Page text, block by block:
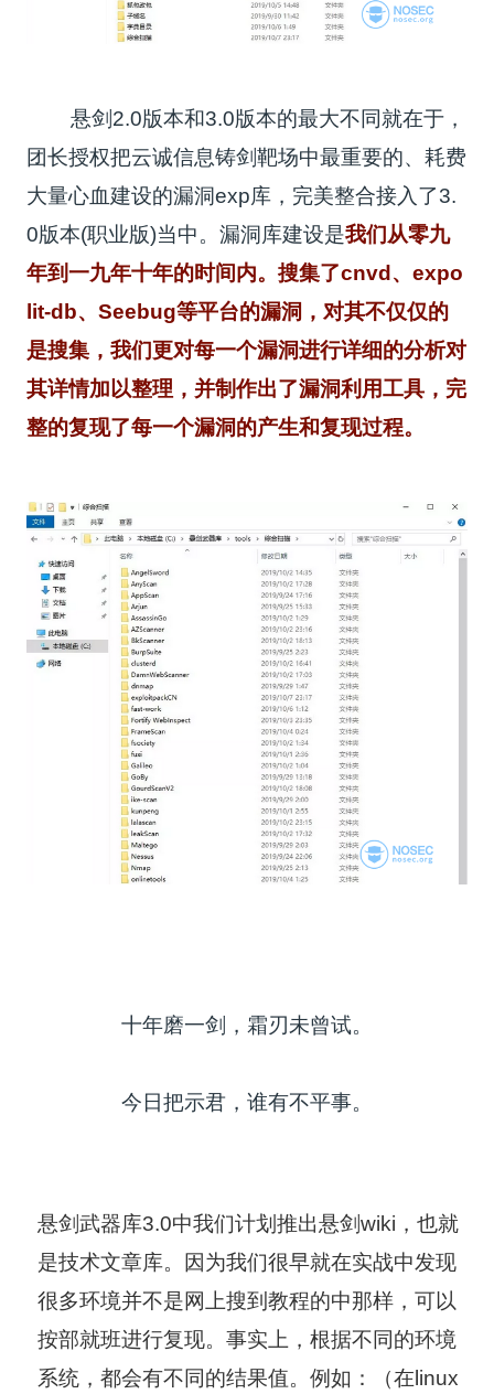
悬剑2.0版本和3.0版本的最大不同就在于，
团长授权把云诚信息铸剑靶场中最重要的、耗费
大量心血建设的漏洞exp库，完美整合接入了3.
0版本(职业版)当中。漏洞库建设是我们从零九
年到一九年十年的时间内。搜集了cnvd、expo
lit-db、Seebug等平台的漏洞，对其不仅仅的
是搜集，我们更对每一个漏洞进行详细的分析对
其详情加以整理，并制作出了漏洞利用工具，完
整的复现了每一个漏洞的产生和复现过程。
十年磨一剑，霜刃未曾试。
今日把示君，谁有不平事。
悬剑武器库3.0中我们计划推出悬剑wiki，也就
是技术文章库。因为我们很早就在实战中发现
很多环境并不是网上搜到教程的中那样，可以
按部就班进行复现。事实上，根据不同的环境
系统，都会有不同的结果值。例如：（在linux